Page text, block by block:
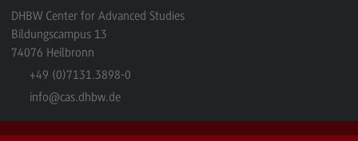
Media and Data-driven Business
Modulangebot
DHBW Center for Advanced Studies
Bildungscampus 13
74076 Heilbronn
+49 (0)7131.3898-0
info@cas.dhbw.de